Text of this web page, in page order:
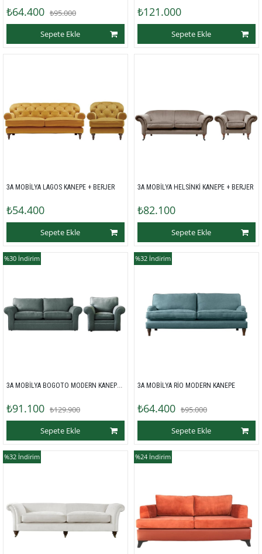
₺64.400 ₺95.000
Sepete Ekle
₺121.000
Sepete Ekle
3A MOBİLYA LAGOS KANEPE + BERJER
₺54.400
Sepete Ekle
3A MOBİLYA HELSİNKİ KANEPE + BERJER
₺82.100
Sepete Ekle
3A MOBİLYA BOGOTO MODERN KANEPE + BERJER
₺91.100 ₺129.900
Sepete Ekle
%30 İndirim
3A MOBİLYA RİO MODERN KANEPE
₺64.400 ₺95.000
Sepete Ekle
%32 İndirim
%32 İndirim %24 İndirim